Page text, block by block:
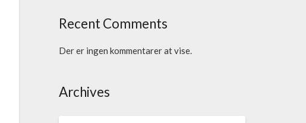
Recent Comments
Der er ingen kommentarer at vise.
Archives